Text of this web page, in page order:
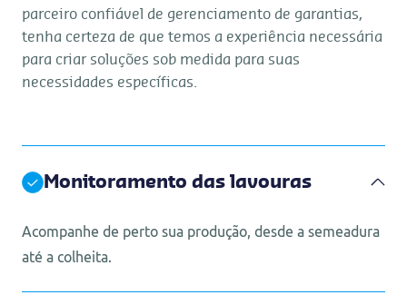
parceiro confiável de gerenciamento de garantias,
tenha certeza de que temos a experiência necessária
para criar soluções sob medida para suas
necessidades específicas.
Monitoramento das lavouras
Acompanhe de perto sua produção, desde a semeadura
até a colheita.